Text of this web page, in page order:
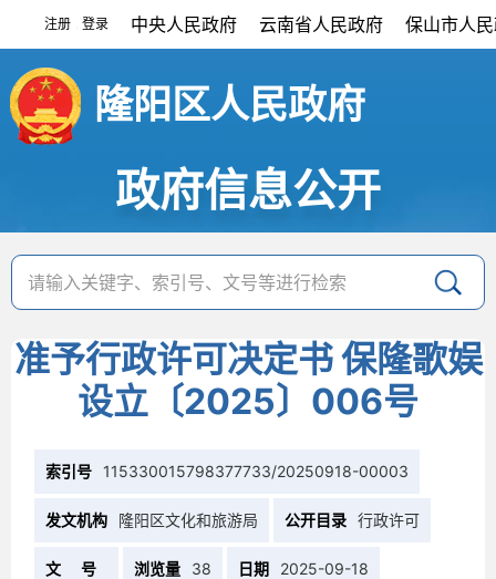
注册 登录 中央人民政府 云南省人民政府 保山市人
隆阳区人民政府
政府信息公开
准予行政许可决定书 保隆歌娱
设立〔2025〕006号
索引号 115330015798377733/20250918-00003
发文机构 隆阳区文化和旅游局 公开目录 行政许可
文 号 浏览量 38 日期 2025-09-18